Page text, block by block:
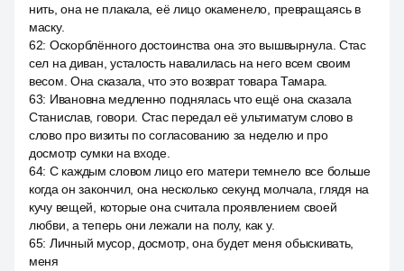
нить, она не плакала, её лицо окаменело, превращаясь в
маску.
62: Оскорблённого достоинства она это вышвырнула. Стас
сел на диван, усталость навалилась на него всем своим
весом. Она сказала, что это возврат товара Тамара.
63: Ивановна медленно поднялась что ещё она сказала
Станислав, говори. Стас передал её ультиматум слово в
слово про визиты по согласованию за неделю и про
досмотр сумки на входе.
64: С каждым словом лицо его матери темнело все больше
когда он закончил, она несколько секунд молчала, глядя на
кучу вещей, которые она считала проявлением своей
любви, а теперь они лежали на полу, как у.
65: Личный мусор, досмотр, она будет меня обыскивать,
меня